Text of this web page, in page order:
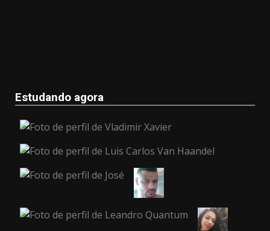
Estudando agora